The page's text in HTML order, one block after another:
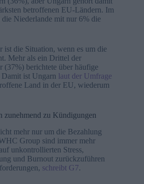
betroffenen EU-Ländern. Im
die Niederlande mit nur 6% die
ist die Situation, wenn es um die
Mehr als ein Drittel der
(37%) berichtete über häufige
ist Ungarn laut der Umfrage
Land in der EU, wiederum
zunehmend zu Kündigungen
mehr nur um die Bezahlung
Group sind immer mehr
unkontrollierten Stress,
und Burnout zurückzuführen
schreibt G7.